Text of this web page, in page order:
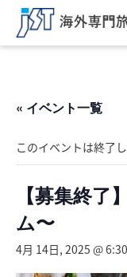
« イベント一覧
このイベントは終了し
【募集終
ム〜
4月 14日, 2025 @